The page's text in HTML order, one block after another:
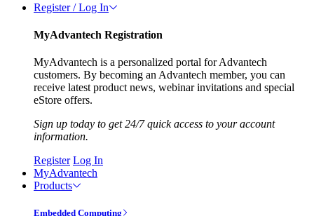
Register / Log In
MyAdvantech Registration
MyAdvantech is a personalized portal for Advantech
customers. By becoming an Advantech member, you can
receive latest product news, webinar invitations and special
eStore offers.
Sign up today to get 24/7 quick access to your account
information.
Register Log In
MyAdvantech
Products
Embedded Computing